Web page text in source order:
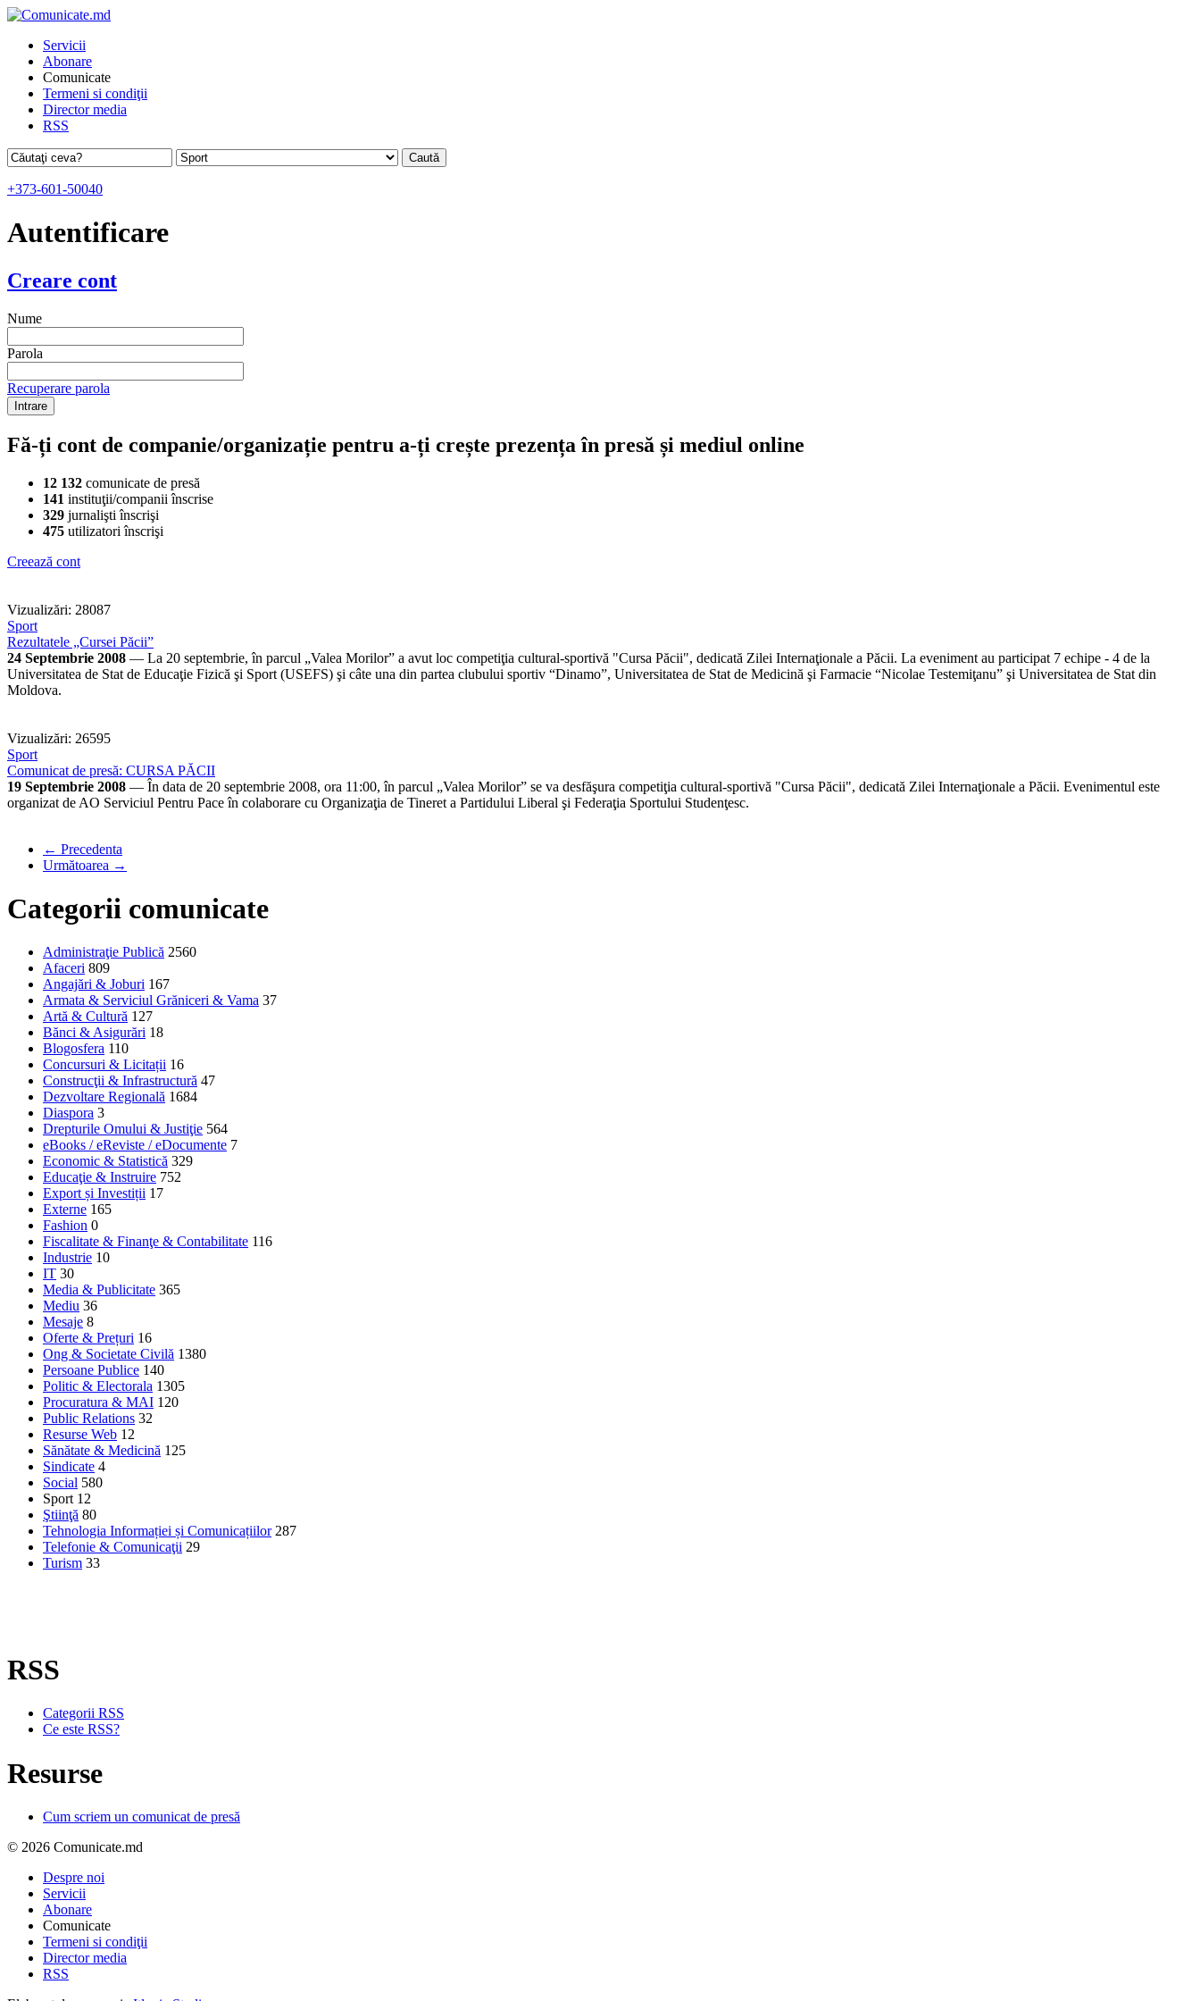
Servicii
Abonare
Comunicate
Termeni si condiţii
Director media
RSS
+373-601-50040
Autentificare
Creare cont
Nume
Parola
Recuperare parola
Fă-ți cont de companie/organizație pentru a-ți crește prezența în presă și mediul online
12 132 comunicate de presă
141 instituţii/companii înscrise
329 jurnalişti înscrişi
475 utilizatori înscrişi
Creează cont
Vizualizări: 28087
Sport
Rezultatele „Cursei Păcii”
24 Septembrie 2008 — La 20 septembrie, în parcul „Valea Morilor” a avut loc competiţia cultural-sportivă "Cursa Păcii", dedicată Zilei Internaţionale a Păcii. La eveniment au participat 7 echipe - 4 de la
Universitatea de Stat de Educaţie Fizică şi Sport (USEFS) şi câte una din partea clubului sportiv “Dinamo”, Universitatea de Stat de Medicină şi Farmacie “Nicolae Testemiţanu” şi Universitatea de Stat din
Moldova.
Vizualizări: 26595
Sport
Comunicat de presă: CURSA PĂCII
19 Septembrie 2008 — În data de 20 septembrie 2008, ora 11:00, în parcul „Valea Morilor” se va desfăşura competiţia cultural-sportivă "Cursa Păcii", dedicată Zilei Internaţionale a Păcii. Evenimentul este
organizat de AO Serviciul Pentru Pace în colaborare cu Organizaţia de Tineret a Partidului Liberal şi Federaţia Sportului Studenţesc.
← Precedenta
Următoarea →
Categorii comunicate
Administraţie Publică 2560
Afaceri 809
Angajări & Joburi 167
Armata & Serviciul Grăniceri & Vama 37
Artă & Cultură 127
Bănci & Asigurări 18
Blogosfera 110
Concursuri & Licitații 16
Construcţii & Infrastructură 47
Dezvoltare Regională 1684
Diaspora 3
Drepturile Omului & Justiţie 564
eBooks / eReviste / eDocumente 7
Economic & Statistică 329
Educaţie & Instruire 752
Export și Investiții 17
Externe 165
Fashion 0
Fiscalitate & Finanţe & Contabilitate 116
Industrie 10
IT 30
Media & Publicitate 365
Mediu 36
Mesaje 8
Oferte & Prețuri 16
Ong & Societate Civilă 1380
Persoane Publice 140
Politic & Electorala 1305
Procuratura & MAI 120
Public Relations 32
Resurse Web 12
Sănătate & Medicină 125
Sindicate 4
Social 580
Sport 12
Ştiinţă 80
Tehnologia Informației și Comunicațiilor 287
Telefonie & Comunicaţii 29
Turism 33
RSS
Categorii RSS
Ce este RSS?
Resurse
Cum scriem un comunicat de presă
© 2026 Comunicate.md
Despre noi
Servicii
Abonare
Comunicate
Termeni si condiţii
Director media
RSS